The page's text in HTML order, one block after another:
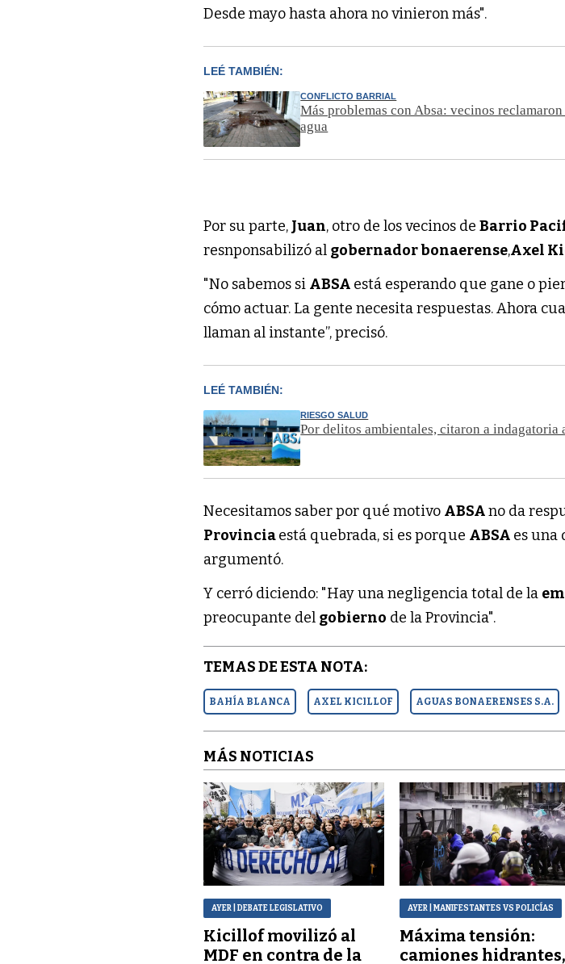
Desde mayo hasta ahora no vinieron más".
LEÉ TAMBIÉN:
CONFLICTO BARRIAL
Más problemas con Absa: vecinos
agua
Por su parte, Juan, otro de los vecinos deBarrio
resnponsabilizó al gobernador bonaerense,Axel
"No sabemos si ABSA está esperando que gane o
cómo actuar. La gente necesita respuestas. Ahora
llaman al instante”, precisó.
LEÉ TAMBIÉN:
RIESGO SALUD
Por delitos ambientales, citaron a
Necesitamos saber por qué motivo ABSAno da
Provinciaestá quebrada, si es porque ABSA es una
argumentó.
Y cerró diciendo: "Hay una negligencia total de la
preocupante del gobierno de la Provincia".
TEMAS DE ESTA NOTA:
BAHÍA BLANCA AXEL KICILLOF AGUAS BONAERENSES S.A.
MÁS NOTICIAS
AYER | DEBATE LEGISLATIVO
Kicillof movilizó al
MDF en contra de la
AYER | MANIFESTANTES VS POLICÍAS
Máxima tensión:
camiones hidrantes,